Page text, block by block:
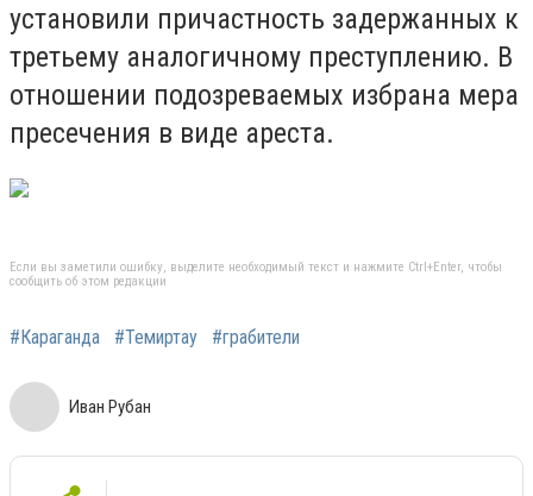
установили причастность задержанных к
третьему аналогичному преступлению. В
отношении подозреваемых избрана мера
пресечения в виде ареста.
Если вы заметили ошибку, выделите необходимый текст и нажмите Ctrl+Enter, чтобы
сообщить об этом редакции
#Караганда #Темиртау #грабители
Иван Рубан